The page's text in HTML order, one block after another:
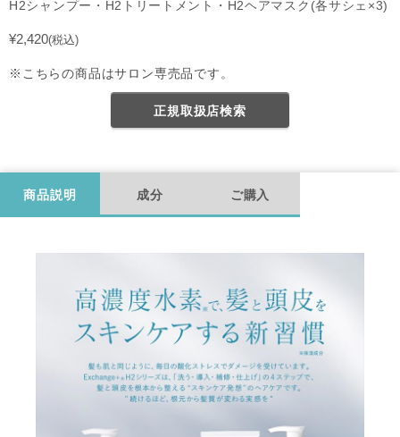
H2シャンプー・H2トリートメント・H2ヘアマスク(各サシェ×3)
¥2,420(税込)
※こちらの商品はサロン専売品です。
正規取扱店検索
商品説明 成分 ご購入